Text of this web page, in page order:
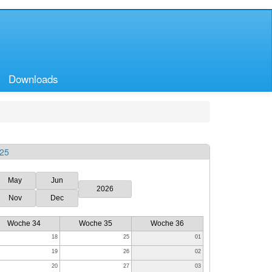
Downloads
May Jun
Nov Dec
2026
Woche 34 Woche 35
Woche 36
18 25 01
19 26 02
20 27 03